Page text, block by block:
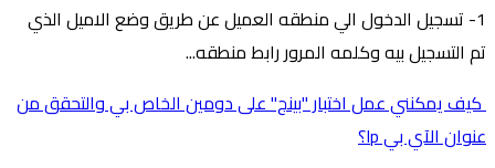
1- تسجيل الدخول الي منطقه العميل عن طريق وضع الاميل الذي
تم التسجيل بيه وكلمه المرور رابط منطقه...
كيف يمكنني عمل اختبار "بينج" على دومين الخاص بي والتحقق من
عنوان الآي بي Ip؟